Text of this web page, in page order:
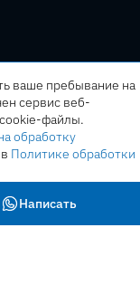
Написать
ваше пребывание на
сервис веб-
файлы.
обработку
Политике обработки